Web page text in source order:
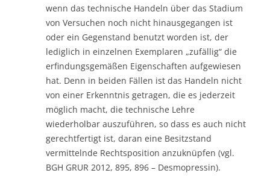
wenn das technische Handeln über das Stadium
von Versuchen noch nicht hinausgegangen ist
oder ein Gegenstand benutzt worden ist, der
lediglich in einzelnen Exemplaren „zufällig“ die
erfindungsgemäßen Eigenschaften aufgewiesen
hat. Denn in beiden Fällen ist das Handeln nicht
von einer Erkenntnis getragen, die es jederzeit
möglich macht, die technische Lehre
wiederholbar auszuführen, so dass es auch nicht
gerechtfertigt ist, daran eine Besitzstand
vermittelnde Rechtsposition anzuknüpfen (vgl.
BGH GRUR 2012, 895, 896 – Desmopressin).